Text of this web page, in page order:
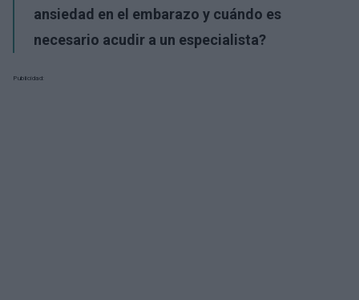
ansiedad en el embarazo y cuándo es
necesario acudir a un especialista?
Publicidad: